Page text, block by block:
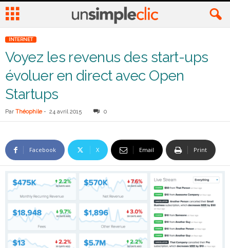
INTERNET
Voyez les revenus des start-ups
évoluer en direct avec Open
Startups
Par Théophile- 24 avril 2015 0
Facebook X Email Print